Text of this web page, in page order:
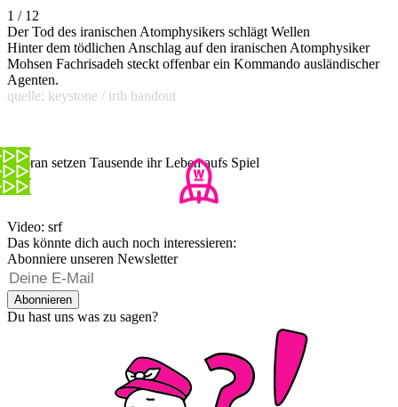
1 / 12
Der Tod des iranischen Atomphysikers schlägt Wellen
Hinter dem tödlichen Anschlag auf den iranischen Atomphysiker
Mohsen Fachrisadeh steckt offenbar ein Kommando ausländischer
Agenten.
quelle: keystone / irib handout
Im Iran setzen Tausende ihr Leben aufs Spiel
Video: srf
Das könnte dich auch noch interessieren:
Abonniere unseren Newsletter
Abonnieren
Du hast uns was zu sagen?